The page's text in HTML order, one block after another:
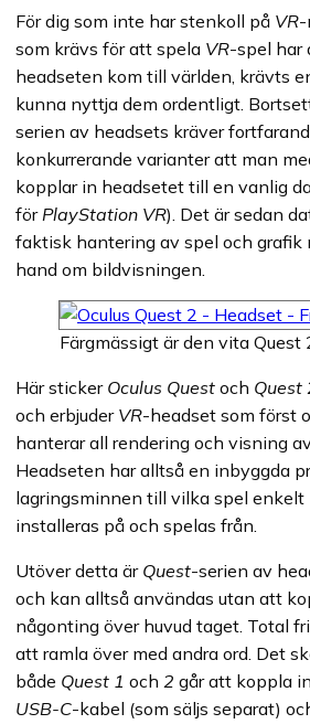
För dig som inte har stenkoll på VR-
som krävs för att spela VR-spel har
headseten kom till världen, krävts
kunna nyttja dem ordentligt.
serien av headsets kräver
konkurrerande varianter att man
kopplar in headsetet till en vanlig
förPlayStation VR). Det är sedan
faktisk hantering av spel och grafik
hand om bildvisningen.
Färgmässigt är den vita
Här sticker Oculus Quest och Quest
och erbjuder VR-headset som först
hanterar all rendering och visning
Headseten har alltså en inbyggda
lagringsminnen till vilka spel enkelt
installeras på och spelas från.
Utöver detta är Quest-serien av
och kan alltså användas utan att
någonting över huvud taget. Total
att ramla över med andra ord. Det
både Quest 1 och 2 går att koppla
USB-C-kabel (som säljs separat)